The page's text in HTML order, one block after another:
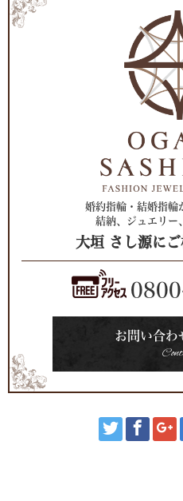
婚約指輪・結婚指輪
結納、ジュエリー
大垣 さし源にご
お問い合わ